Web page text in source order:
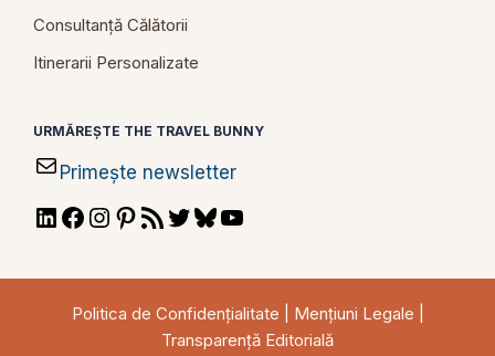
Consultanță Călătorii
Itinerarii Personalizate
URMĂREȘTE THE TRAVEL BUNNY
Primește newsletter
LinkedIn
Facebook
Instagram
Pinterest
RSSTwitterBluesky
Politica de Confidențialitate Mențiuni Legale
Transparență Editorială